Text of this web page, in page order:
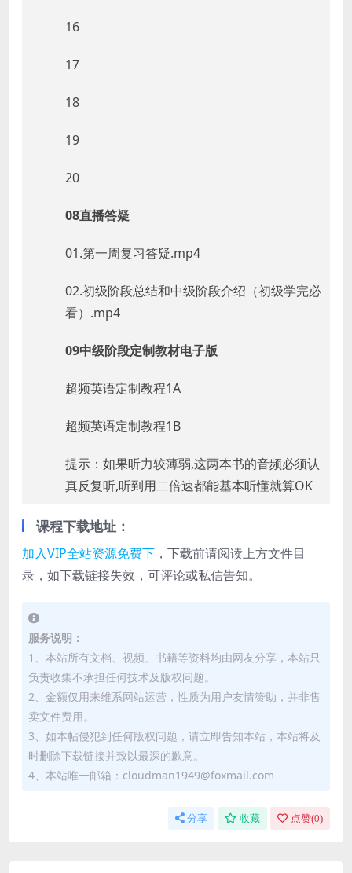
16
17
18
19
20
08直播答疑
01.第一周复习答疑.mp4
02.初级阶段总结和中级阶段介绍（初级学完必
看）.mp4
09中级阶段定制教材电子版
超频英语定制教程1A
超频英语定制教程1B
提示：如果听力较薄弱,这两本书的音频必须认
真反复听,听到用二倍速都能基本听懂就算OK
课程下载地址：
加入VIP全站资源免费下 ，下载前请阅读上方文件目
录，如下载链接失效，可评论或私信告知。
服务说明：
1、本站所有文档、视频、书籍等资料均由网友分享，本站只
负责收集不承担任何技术及版权问题。
2、金额仅用来维系网站运营，性质为用户友情赞助，并非售
卖文件费用。
3、如本帖侵犯到任何版权问题，请立即告知本站，本站将及
时删除下载链接并致以最深的歉意。
4、本站唯一邮箱：cloudman1949@foxmail.com
分享 收藏 点赞(0)